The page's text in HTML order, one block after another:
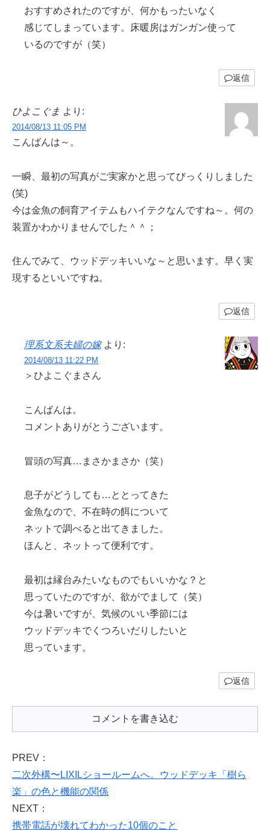
おすすめされたのですが、何かもったいなく
感じてしまっています。床暖房はガンガン使って
いるのですが（笑）
返信
ひよこぐま より:
2014/08/13 11:05 PM
こんばんは～。
一瞬、最初の写真がご実家かと思ってびっくりしました
(笑)
今は金魚の飼育アイテムもハイテクなんですね～。何の
装置かわかりませんでした＾＾；
住んでみて、ウッドデッキいいな～と思います。早く実
現するといいですね。
返信
理系文系夫婦の嫁 より:
2014/08/13 11:22 PM
＞ひよこぐまさん
こんばんは。
コメントありがとうございます。
冒頭の写真…まさかまさか（笑）
息子がどうしても…ととってきた
金魚なので、不在時の餌について
ネットで調べると出てきました。
ほんと、ネットって便利です。
最初は縁台みたいなものでもいいかな？と
思っていたのですが、欲がでまして（笑）
今は暑いですが、気候のいい季節には
ウッドデッキでくつろいだりしたいと
思っています。
返信
コメントを書き込む
PREV：
二次外構〜LIXILショールームへ。ウッドデッキ「樹ら
楽」の色と機能の関係
NEXT：
携帯電話が壊れてわかった10個のこと